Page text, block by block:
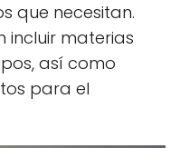
que necesitan.
incluir materias
así como
para el